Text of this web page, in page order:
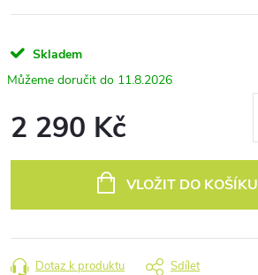
Skladem
11.8.2026
2 290 Kč
VLOŽIT DO KOŠÍKU
Dotaz k produktu Sdílet